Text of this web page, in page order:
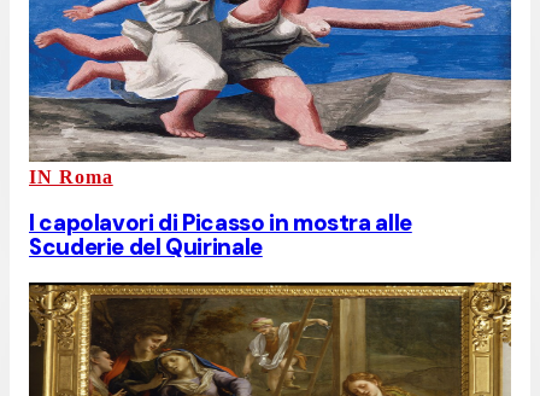
IN Roma
I capolavori di Picasso in mostra alle
Scuderie del Quirinale